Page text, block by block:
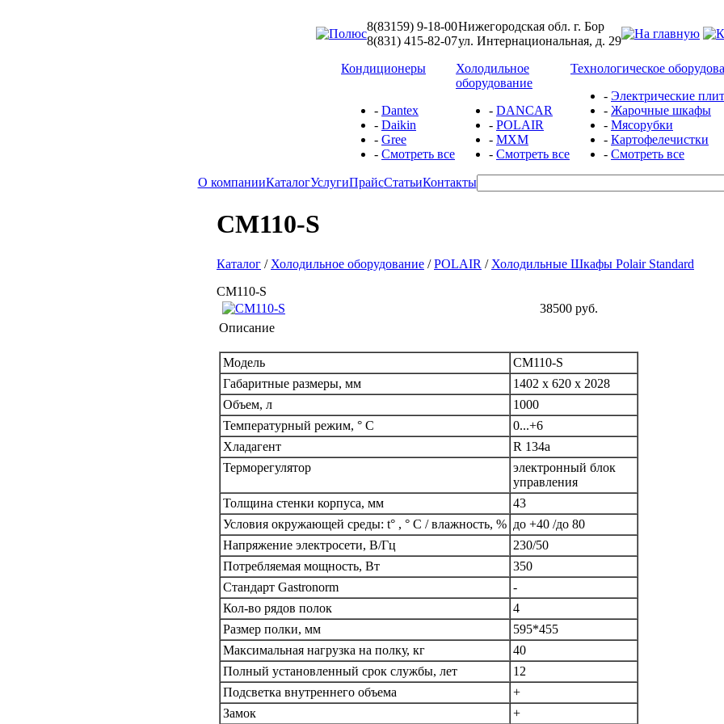
8(83159) 9-18-00
8(831) 415-82-07
Нижегородская обл. г. Бор
ул. Интернациональная, д. 29
Кондиционеры
- Dantex
- Daikin
- Gree
- Смотреть все
Холодильное
оборудование
- DANCAR
- POLAIR
- МХМ
- Смотреть все
Технологическое
- Электрические
- Жарочные шкафы
- Мясорубки
- Картофелечистки
- Смотреть все
О компанииКаталогУслугиПрайсСтатьиКонтакты
CM110-S
Каталог / Холодильное оборудование /POLAIR / Холодильные Шкафы Polair Standard
CM110-S
38500 руб.
Описание
Модель
CM110-S
Габаритные размеры, мм
1402 х 620 х 2028
Объем, л
1000
Температурный режим, ° С
0...+6
Хладагент
R 134a
Терморегулятор
электронный блок
управления
Толщина стенки корпуса, мм
43
Условия окружающей среды: t° , ° С / влажность, % до +40 /до 80
Напряжение электросети, В/Гц
230/50
Потребляемая мощность, Вт
350
Стандарт Gastronorm
-
Кол-во рядов полок
4
Размер полки, мм
595*455
Максимальная нагрузка на полку, кг
40
Полный установленный срок службы, лет
12
Подсветка внутреннего объема
+
Замок
+